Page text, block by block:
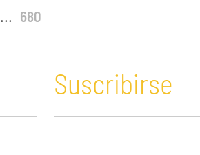
... 680
Suscribirse